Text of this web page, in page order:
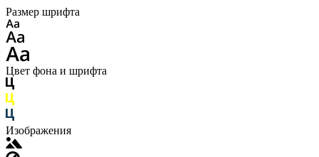
Размер шрифта
Цвет фона и шрифта
Изображения